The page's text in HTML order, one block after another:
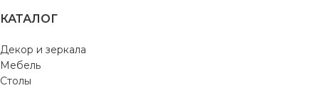
КАТАЛОГ
Декор и зеркала
Мебель
Столы